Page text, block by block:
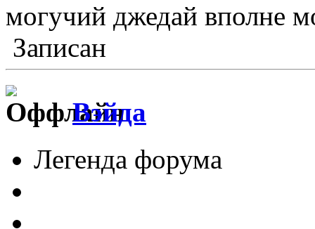
могучий джедай вполне
Записан
Вэйда
Легенда форума